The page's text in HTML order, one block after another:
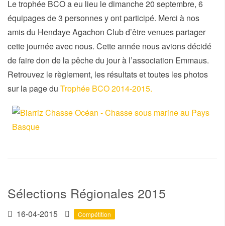
Le trophée BCO a eu lieu le dimanche 20 septembre, 6
équipages de 3 personnes y ont participé. Merci à nos
amis du Hendaye Agachon Club d’être venues partager
cette journée avec nous. Cette année nous avions décidé
de faire don de la pêche du jour à l’association Emmaus.
Retrouvez le règlement, les résultats et toutes les photos
sur la page du Trophée BCO 2014-2015.
Sélections Régionales 2015
16-04-2015 Compétition